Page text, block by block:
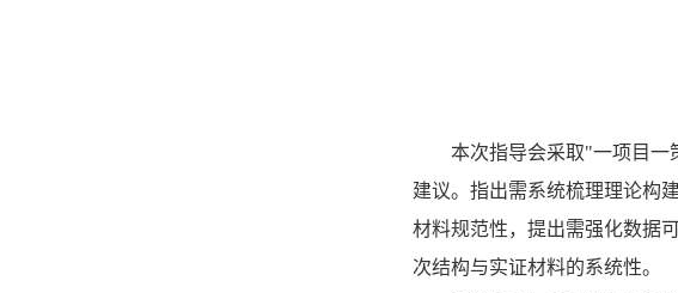
本次指导会采取"一项目一
建议。指出需系统梳理理论构
材料规范性，提出需强化数据
次结构与实证材料的系统性。